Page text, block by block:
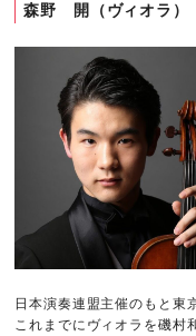
森野 開（ヴィオラ）
日本演奏連盟主催のもと東
これまでにヴィオラを磯村